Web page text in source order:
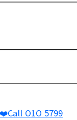
❤️Call O1O 5799